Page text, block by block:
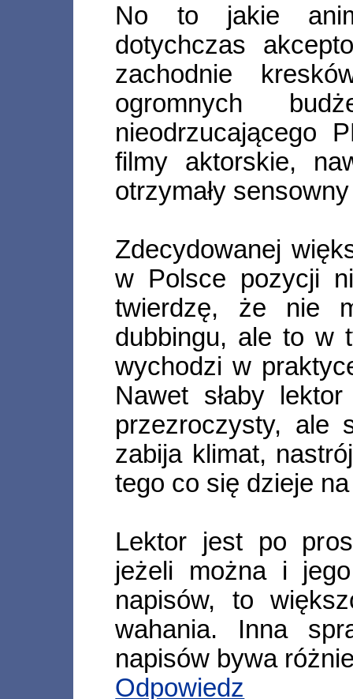
No to jakie
dotychczas
zachodnie
ogromnych
nieodrzucającego
filmy aktorskie,
otrzymały
Zdecydowanej
w Polsce pozycji
twierdzę, że nie
dubbingu, ale to w
wychodzi w
Nawet słaby
przezroczysty, ale
zabija klimat,
tego co się dzieje
Lektor jest po
jeżeli można i
napisów, to
wahania. Inna
napisów bywa
Odpowiedz